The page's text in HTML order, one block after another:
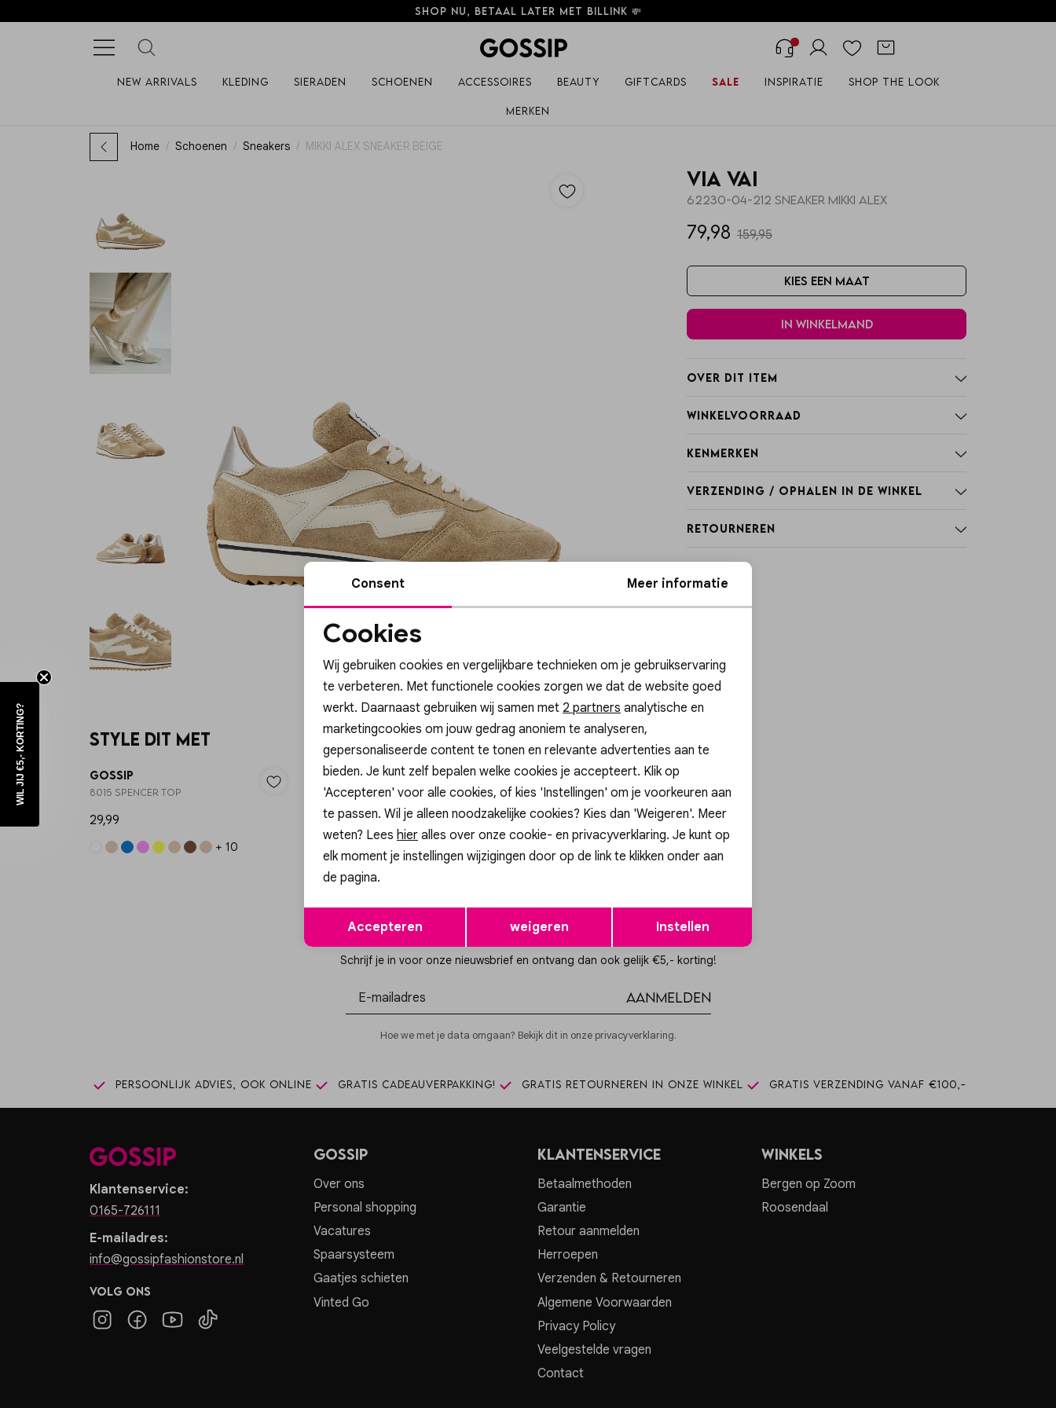
Shop nu, betaal later met Billink 💸
New arrivals Kleding Sieraden Schoenen Accessoires Beauty Giftcards Sale Inspiratie Shop the look
Merken
Home Schoenen Sneakers MIKKI ALEX SNEAKER BEIGE
Via Vai
62230-04-212 SNEAKER MIKKI ALEX
79,98 159,95
Kies een maat
In winkelmand
Over dit item
Winkelvoorraad
Kenmerken
Verzending / Ophalen in de winkel
Retourneren
Style dit met
Gossip
8015 SPENCER TOP
29,99
+ 10
Gossip
W3717-1 BARREL JEANS
59,99
Altijd als eerste op de hoogte zijn?
Schrijf je in voor onze nieuwsbrief en ontvang dan ook gelijk €5,- korting!
Aanmelden
Hoe we met je data omgaan? Bekijk dit in onze privacyverklaring.
Persoonlijk advies, ook online Gratis cadeauverpakking! Gratis retourneren in onze winkel Gratis verzending vanaf €100,-
Klantenservice:
0165-726111
E-mailadres:
info@gossipfashionstore.nl
Volg ons
Gossip
Over ons
Personal shopping
Vacatures
Spaarsysteem
Gaatjes schieten
Vinted Go
Klantenservice
Betaalmethoden
Garantie
Retour aanmelden
Herroepen
Verzenden & Retourneren
Algemene Voorwaarden
Privacy Policy
Veelgestelde vragen
Contact
Winkels
Bergen op Zoom
Roosendaal
Noodzakelijke
cookies
Analytische cookies Marketing cookies
Opslaan
Consent Meer informatie
Cookies
Wij gebruiken cookies en vergelijkbare technieken om je gebruikservaring
te verbeteren. Met functionele cookies zorgen we dat de website goed
werkt. Daarnaast gebruiken wij samen met 2 partners analytische en
marketingcookies om jouw gedrag anoniem te analyseren,
gepersonaliseerde content te tonen en relevante advertenties aan te
bieden. Je kunt zelf bepalen welke cookies je accepteert. Klik op
'Accepteren' voor alle cookies, of kies 'Instellingen' om je voorkeuren aan
te passen. Wil je alleen noodzakelijke cookies? Kies dan 'Weigeren'. Meer
weten? Lees hier alles over onze cookie- en privacyverklaring. Je kunt op
elk moment je instellingen wijzigingen door op de link te klikken onder aan
de pagina.
Accepteren weigeren Instellen
WIL JIJ €5,- KORTING?